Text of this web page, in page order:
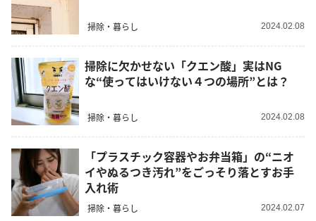
掃除・暮らし 2024.02.08
掃除に欠かせない「クエン酸」実はNG
な“使ってはいけない４つの場所”とは？
掃除・暮らし 2024.02.08
「プラスチック容器やお弁当箱」の“ニオ
イやぬるつき汚れ”をごっそり落とすお手
入れ術
掃除・暮らし 2024.02.07